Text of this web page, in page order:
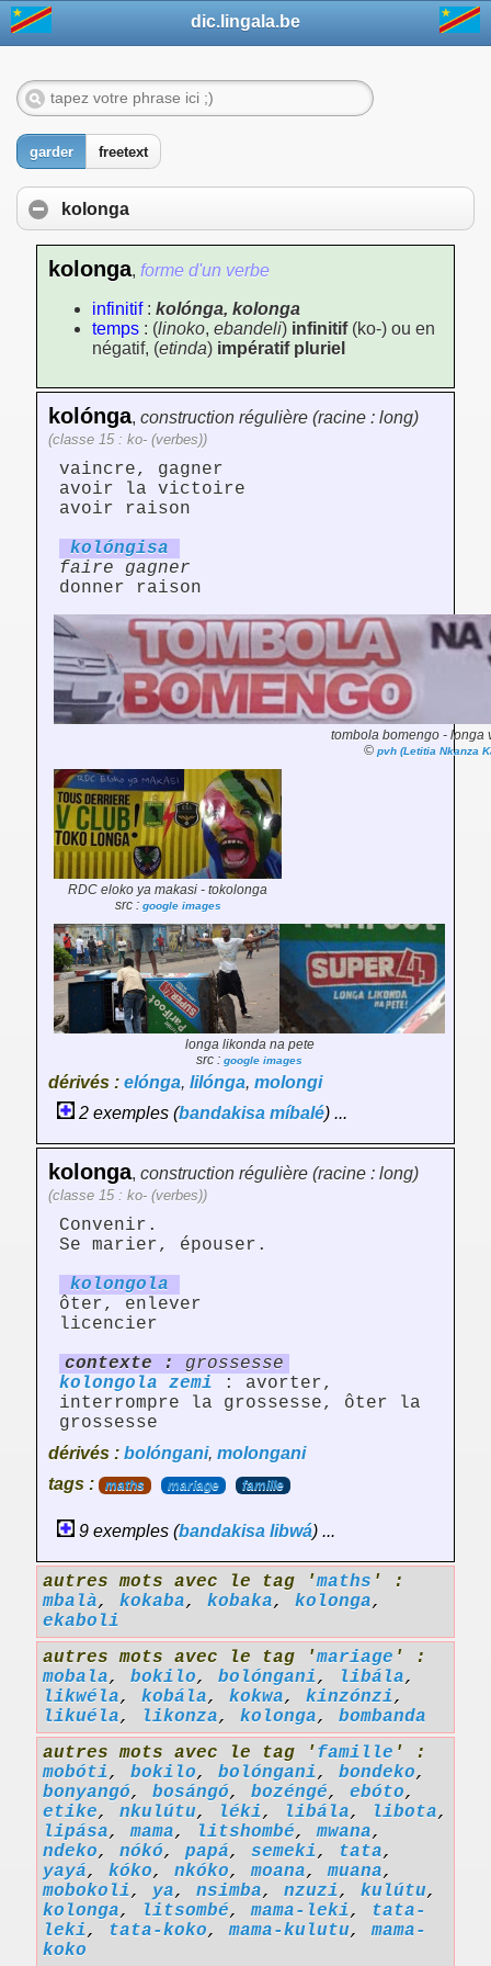
dic.lingala.be
garder freetext
kolonga
kolonga, forme d'un verbe
infinitif: kolónga, kolonga
temps : (linoko, ebandeli) infinitif(ko-) ou en
négatif, (etinda) impératif pluriel
kolónga, construction régulière (racine : long)
(classe 15 : ko- (verbes))
vaincre, gagner
avoir la victoire
avoir raison
kolóngisa
faire gagner
donner raison
tombola bomengo - longa
© pvh (Letitia Nkanza
RDC eloko ya makasi - tokolonga
src : google images
longa likonda na pete
src : google images
dérivés : elónga, lilónga, molongi
2 exemples (bandakisa míbalé) ...
kolonga, construction régulière (racine : long)
(classe 15 : ko- (verbes))
Convenir.
Se marier, épouser.
kolongola
ôter, enlever
licencier
contexte :
grossesse
kolongola
zemi : avorter,
interrompre la grossesse, ôter la
grossesse
dérivés : bolóngani, molongani
tags :
maths mariage famille
9 exemples (bandakisa libwá) ...
autres mots avec le tag 'maths ' :
mbalà, kokaba, kobaka, kolonga,
ekaboli
autres mots avec le tag 'mariage ' :
mobala, bokilo, bolóngani, libála,
likwéla, kobála, kokwa, kinzónzi,
likuéla, likonza, kolonga, bombanda
autres mots avec le tag ' famille ' :
mobóti, bokilo, bolóngani, bondeko,
bonyangó, bosángó, bozéngé, ebóto,
etike, nkulútu, léki, libála, libota,
lipása,mama, litshombé,mwana,
ndeko, nókó, papá, semeki, tata,
yayá, kóko, nkóko,moana,muana,
mobokoli, ya, nsimba, nzuzi, kulútu,
kolonga, litsombé,mama-leki,
tata-
leki, tata-koko,mama-kulutu,mama-
koko